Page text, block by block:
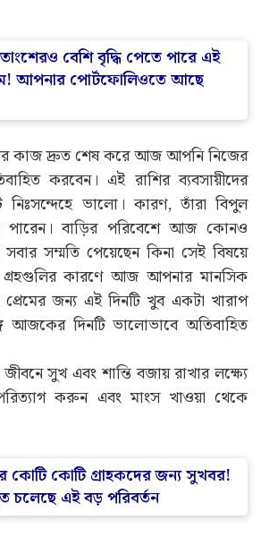
বেশি বৃদ্ধি পেতে পারে এই
আপনার পোর্টফোলিওতে আছে
কাজ দ্রুত শেষ করে আজ আপনি নিজের
করবেন। এই রাশির ব্যবসায়ীদের
ভালো। কারণ, তাঁরা বিপুল
পারেন। বাড়ির পরিবেশে আজ কোনও
সম্মতি পেয়েছেন কিনা সেই বিষয়ে
গ্রহগুলির কারণে আজ আপনার মানসিক
প্রেমের জন্য এই দিনটি খুব একটা খারাপ
আজকের দিনটি ভালোভাবে অতিবাহিত
জীবনে সুখ এবং শান্তি বজায় রাখার লক্ষ্যে
করুন এবং মাংস খাওয়া থেকে
কোটি কোটি গ্রাহকদের জন্য সুখবর!
চলেছে এই বড় পরিবর্তন